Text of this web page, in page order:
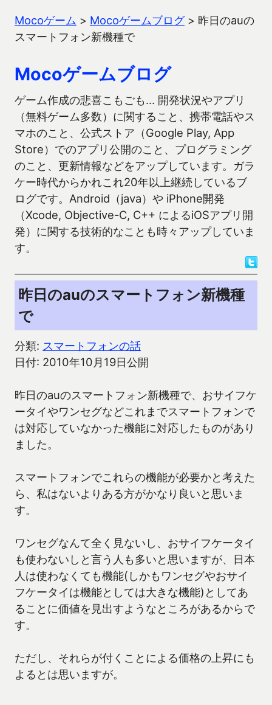
Mocoゲーム > Mocoゲームブログ> 昨日のauの
スマートフォン新機種で
Mocoゲームブログ
ゲーム作成の悲喜こもごも… 開発状況やアプリ
（無料ゲーム多数）に関すること、携帯電話やス
マホのこと、公式ストア（Google Play, App
Store）でのアプリ公開のこと、プログラミング
のこと、更新情報などをアップしています。ガラ
ケー時代からかれこれ20年以上継続しているブ
ログです。Android（java）や iPhone開発
（Xcode, Objective-C, C++ によるiOSアプリ開
発）に関する技術的なことも時々アップしていま
す。
昨日のauのスマートフォン新機種
で
分類: スマートフォンの話
日付: 2010年10月19日公開
昨日のauのスマートフォン新機種で、おサイフケ
ータイやワンセグなどこれまでスマートフォンで
は対応していなかった機能に対応したものがあり
ました。
スマートフォンでこれらの機能が必要かと考えた
ら、私はないよりある方がかなり良いと思いま
す。
ワンセグなんて全く見ないし、おサイフケータイ
も使わないしと言う人も多いと思いますが、日本
人は使わなくても機能(しかもワンセグやおサイ
フケータイは機能としては大きな機能)としてあ
ることに価値を見出すようなところがあるからで
す。
ただし、それらが付くことによる価格の上昇にも
よるとは思いますが。